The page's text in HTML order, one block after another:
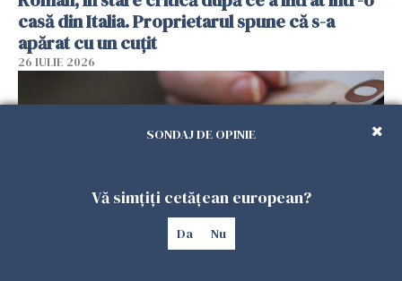
casă din Italia. Proprietarul spune că s-a
apărat cu un cuțit
26 IULIE 2026
SONDAJ DE OPINIE
Vă simțiți cetățean european?
Da Nu